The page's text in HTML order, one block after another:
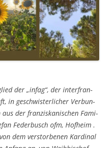
der „infag“, der inter­fran­
in geschwis­ter­li­cher Ver­bun­
der fran­zis­ka­ni­schen Fami­
Feder­busch ofm, Hof­heim .
dem ver­stor­be­nen Kar­di­nal